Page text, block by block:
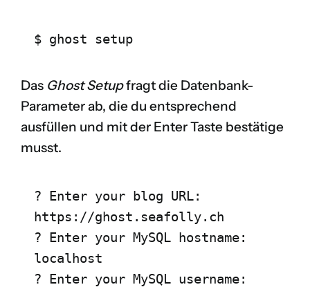
$ ghost setup
Das Ghost Setupfragt die Datenbank-
Parameter ab, die du entsprechend
ausfüllen und mit der Enter Taste bestätige
musst.
? Enter your blog URL:
https://ghost.seafolly.ch
? Enter your MySQL hostname:
localhost
? Enter your MySQL username: